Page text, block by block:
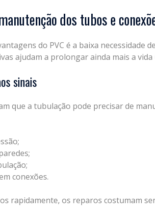
dos tubos e
do PVC é a baixa necessidade
ajudam a prolongar ainda mais a
sinais
que a tubulação pode precisar de
conexões.
rapidamente, os reparos costumam